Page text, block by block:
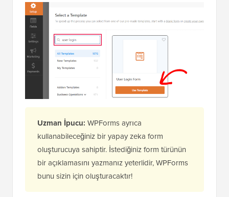
Uzman İpucu: WPForms ayrıca
kullanabileceğiniz bir yapay zeka form
oluşturucuya sahiptir. İstediğiniz form türünün
bir açıklamasını yazmanız yeterlidir, WPForms
bunu sizin için oluşturacaktır!